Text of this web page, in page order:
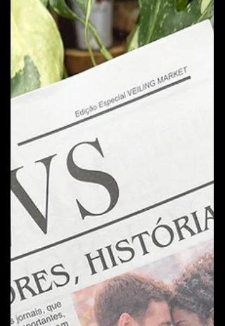
#antúrios mais conhecidos, com formato de
coração, o #Flame apresenta uma bráctea
alongada, com curvatura suave e direcionada
para cima. O resultado é